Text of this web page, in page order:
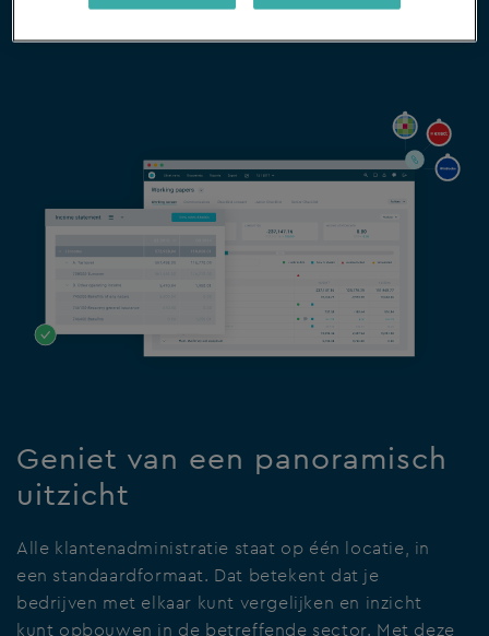
Geniet van een panoramisch
uitzicht
Alle klantenadministratie staat op één locatie, in
een standaardformaat. Dat betekent dat je
bedrijven met elkaar kunt vergelijken en inzicht
kunt opbouwen in de betreffende sector. Met deze